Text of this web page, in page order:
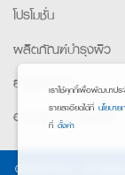
โปรโมชั่น
ผลิตภัณฑ์บำรุงผิว
ยาใช้เฉพาะที่
อาหารทางการแพทย์
©2026 Exta. All Rights
เราใช้คุกกี้เพื่อพัฒนาป
รายละเอียดได้ที่ นโยบาย
ที่ ตั้งค่า